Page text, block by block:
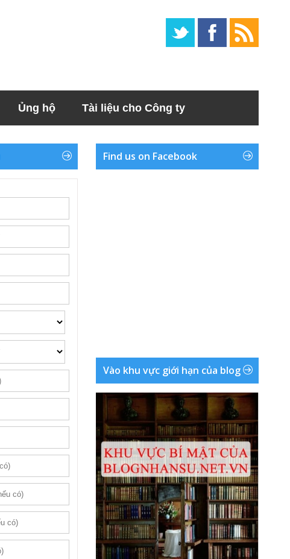
Ủng hộ Tài liệu cho Công ty
Find us on Facebook
Vào khu vực giới hạn của blog